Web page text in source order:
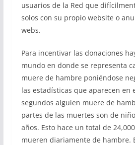
usuarios de la Red que
solos con su propio website o
webs.
Para incentivar las donaciones
mundo en donde se representa
muere de hambre poniéndose
las estadísticas que aparecen en
segundos alguien muere de
partes de las muertes son de
años. Esto hace un total de
mueren diariamente de hambre.